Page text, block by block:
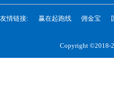
友情链接: 赢在起跑线 佣金宝
Copyright ©2018-